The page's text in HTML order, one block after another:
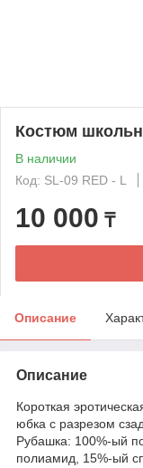
Костюм
В наличии
Код: SL-09 RED - L
10 000 ₸
Описание
Описание
Короткая
юбка с разрезом
Рубашка: 100%-ый
полиамид, 15%-ый